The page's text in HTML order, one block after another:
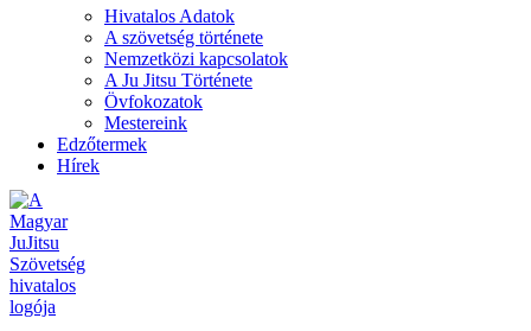
Hivatalos Adatok
A szövetség története
Nemzetközi kapcsolatok
A Ju Jitsu Története
Övfokozatok
Mestereink
Edzőtermek
Hírek